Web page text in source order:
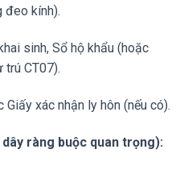
đeo kính).
sinh, Sổ hộ khẩu (hoặc
trú CT07).
xác nhận ly hôn (nếu có).
ràng buộc quan trọng):